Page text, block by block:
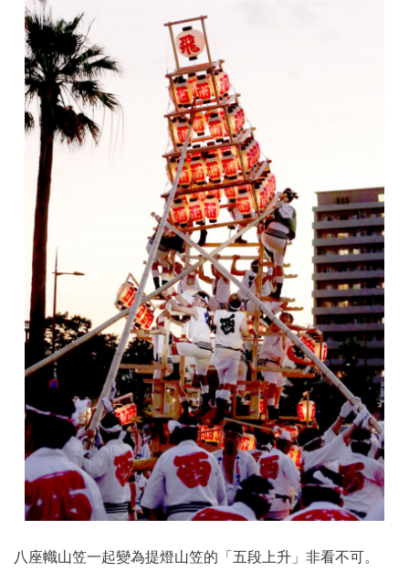
八座幟山笠一起變為提燈山笠的「五段上升」非看不可。